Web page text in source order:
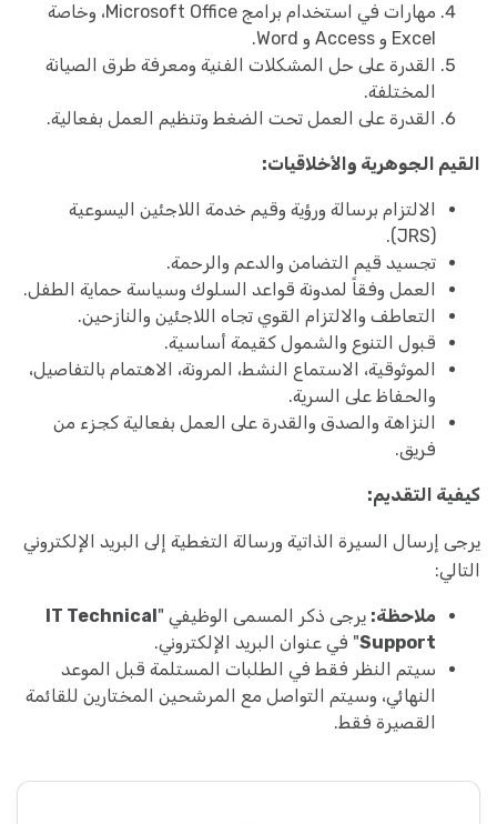
مهارات في استخدام برامج Microsoft Office، وخاصة
Excel و Access و Word.
القدرة على حل المشكلات الفنية ومعرفة طرق الصيانة
المختلفة.
القدرة على العمل تحت الضغط وتنظيم العمل بفعالية.
القيم الجوهرية والأخلاقيات:
الالتزام برسالة ورؤية وقيم خدمة اللاجئين اليسوعية
(JRS).
تجسيد قيم التضامن والدعم والرحمة.
العمل وفقاً لمدونة قواعد السلوك وسياسة حماية الطفل.
التعاطف والالتزام القوي تجاه اللاجئين والنازحين.
قبول التنوع والشمول كقيمة أساسية.
الموثوقية، الاستماع النشط، المرونة، الاهتمام بالتفاصيل،
والحفاظ على السرية.
النزاهة والصدق والقدرة على العمل بفعالية كجزء من
فريق.
كيفية التقديم:
يرجى إرسال السيرة الذاتية ورسالة التغطية إلى البريد الإلكتروني
التالي:
ملاحظة: يرجى ذكر المسمى الوظيفي "IT Technical
Support" في عنوان البريد الإلكتروني.
سيتم النظر فقط في الطلبات المستلمة قبل الموعد
النهائي، وسيتم التواصل مع المرشحين المختارين للقائمة
القصيرة فقط.